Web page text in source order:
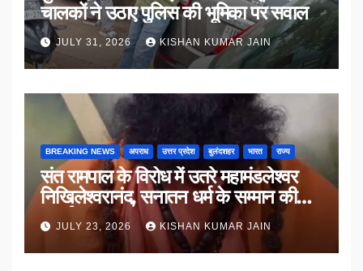
चालकों ने उठाए पुलिस की भूमिका पर सवाल
JULY 31, 2026 KISHAN KUMAR JAIN
BREAKING NEWS अपराध उत्तर प्रदेश बुलंदशहर भारत राज्य
संत रामपाल के विरोध में उतरे महामंडलेश्वर
निखिलेश्वरानंद, सनातन धर्म के सम्मान की
उठाई मांग
JULY 23, 2026 KISHAN KUMAR JAIN